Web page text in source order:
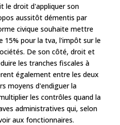
le droit d'appliquer son
aussitôt démentis par
civique souhaite mettre
15% pour la tva, l'impôt sur le
De son côté, droit et
les tranches fiscales à
également entre les deux
moyens d'endiguer la
les contrôles quand la
administratives qui, selon
aux fonctionnaires.